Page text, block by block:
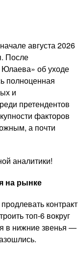
августа 2026
После
об уходе
полноценная
и
претендентов
факторов
а почти
аналитики!
на рынке
контракт
топ-6 вокруг
в нижние звенья —